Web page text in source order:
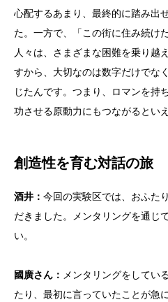
心配するあまり、最終的に踏み出
た。一方で、「この街に住み続け
人々は、さまざまな困難を乗り越
すから、大切なのは数字だけでな
じたんです。つまり、ロマンを持
功させる原動力にもつながるとい
創造性を育む対話の旅
酒井： 今回の実験区では、おふた
だきました。メンタリングを通じ
い。
國廣さん： メンタリングをしてい
たり、最初に言っていたことが急